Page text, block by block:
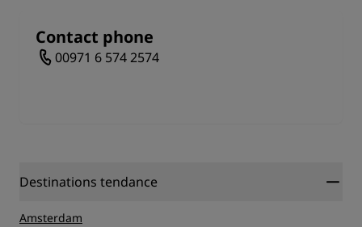
Contact phone
00971 6 574 2574
Destinations tendance
Amsterdam